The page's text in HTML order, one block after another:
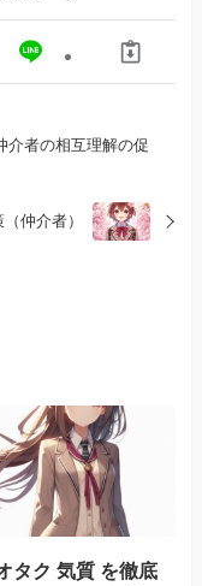
介者の相互理解の促
仲介者）
タク 気質 を徹底